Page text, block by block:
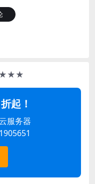
★★★
起！
服务器